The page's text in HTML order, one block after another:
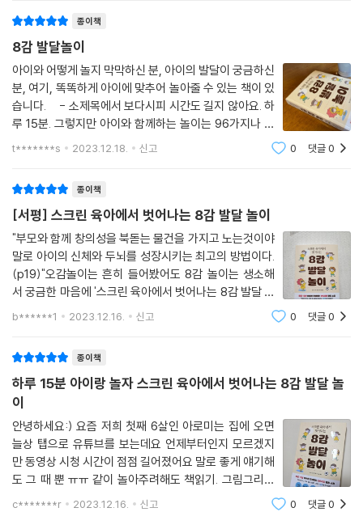
소근육 기술은 생애 첫해에 발달하기 시작한다. 아기가 장난감을 잡으려
손을 뻗는 것이 소근육 발달의 시작이다. 엄지와 검지로 시리얼 조각을 집
는 건 그다음 단계다. 아이가 몸의 중심선을 넘나들 수 있어야 한다는 이야
기도 덧붙이고 싶다. 오른손잡이 아이가 종이 왼쪽 끝에 그림을 그리고 있
다면, 중심선을 넘은 것이다. 대부분 아이는 주로 쓰는 손을 타고 나는데,
이는 정상이며 발달에 필수적이기도 하다. 그러나 주로 쓰는 손을 몸 양쪽
에서 다 사용할 줄 아는 게 중요하다. 아이가 주로 쓰는 손이 명확하지 않은
을 부드럽게 넘지 못한다는 뜻일 때가 많다.
--- 「11장 손 끝에 깃든 힘」 중에서
마감이 촉박한 업무, 미뤄둔 집안일, 저녁 식사 준비까지. 퇴근 후 부모가
이 모든 일을 처리하려면 아이들이 얌전히 기다려줘야 한다. 자녀들의 스
크린 타임을 줄여야 한다는 걸 모르는 부모는 없지만, 소란한 일상에서 아
이들을 잠시나마 차분히 진정시키고 한자리에 가만히 있게 해주는 데 스마
트 기기만 한 게 없는 것도 사실이다. 하지만 디지털 기기에 자녀들을 맡겨
두면 심각한 문제가 생긴다. 스크린을 보는 동안 아이의 감각 시스템이 활
동을 멈추면서 두뇌, 신체, 정서 발달에 악영향을 미치는 것이다. 그럼, 알
자는 시각, 촉각, 소근육을 훈련하는 ‘아이스크림 막대기 글씨’ 놀이를 제안
한다. 아이가 연필을 잡기 전 조작을 통해 글자를 만드는 활동으로, 놀이 장
소는 집 안 거실이나 아이 방 등 어디든 좋다. 준비물 또한 아이스크림 막대
기, 풀, 종이, 물감이면 충분하다. 부모가 종이 위에 아이 이름을 적어주면
그 위에 아이가 아이스크림 막대기를 붙인다. 활동 시간은 15~20분 정도
로, 이때 타이머를 사용해 정해진 시간 안에 할 일을 끝내도록 한다면 아이
의 계획 및 실행능력 또한 자극할 수 있다.
이 책은 이렇게 쉽고 재밌는 놀이법을 다채롭게 소개한다. 1장에서는 8가
지 감각이 3~8세 아이들에게 왜 필요하며, 각 감각이 아이에게 어떤 역할
을 하는지 알기 쉽게 설명한다. 2~9장에서는 전정 감각부터 내수용 감각
까지 감각별로 아이의 발달 상황을 점검할 수 있는 사례와 함께 부족한 기
능을 키우는 놀이법을 다룬다. 잠시도 가만히 있지 못하는 아이의 전정 감
각을 훈련하는 ‘자루 입고 구르기 경주’ 같은 고전적인 놀이부터 생떼를 부
리는 아이의 고유 수용성 감각을 성장시키는 ‘핫도그 놀이’, 자주 다치는 아
이의 촉각을 숙련시키는 ‘채소 핑거페인트’, 손-눈 협응이 어려운 아이의
시각을 발달시키는 ‘나비 맞추기’, 편식하는 아이의 미각을 자극하는 ‘태연
종이책
8감 발달놀이
아이와 어떻게 놀지 막막하신 분, 아이의 발달이 궁금하신
분, 여기, 똑똑하게 아이에 맞추어 놀아줄 수 있는 책이 있
습니다. - 소제목에서 보다시피 시간도 길지 않아요. 하
루 15분. 그렇지만 아이와 함께하는 놀이는 96가지나 제
시가 됩니다. (와우!) 각 놀이마다 어떠한 감각이 발달되
t*******s 2023.12.18. 신고 0 댓글0
종이책
[서평] 스크린 육아에서 벗어나는 8감 발달 놀이
"부모와 함께 창의성을 북돋는 물건을 가지고 노는것이야
말로 아이의 신체와 두뇌를 성장시키는 최고의 방법이다.
(p19)"오감놀이는 흔히 들어봤어도 8감 놀이는 생소해
서 궁금한 마음에 '스크린 육아에서 벗어나는 8감 발달 놀
이'라는 책을 읽어보게 되었다.소아과 전문 행동 치료사에
b******1 2023.12.16. 신고 0 댓글0
종이책
하루 15분 아이랑 놀자 스크린 육아에서 벗어나는 8감 발달 놀
이
안녕하세요:) 요즘 저희 첫째 6살인 아로미는 집에 오면
늘상 탭으로 유튜브를 보는데요 언제부터인지 모르겠지
만 동영상 시청 시간이 점점 길어졌어요 말로 좋게 얘기해
도 그 때 뿐 ㅠㅠ 같이 놀아주려해도 책읽기. 그림그리기
c*******r 2023.12.16. 신고 0 댓글0